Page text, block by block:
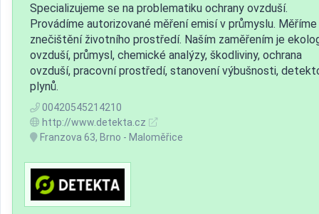
Specializujeme se na problematiku ochrany ovzduší.
Provádíme autorizované měření emisí v průmyslu. Měříme
znečištění životního prostředí. Naším zaměřením je
ovzduší, průmysl, chemické analýzy, škodliviny, ochrana
ovzduší, pracovní prostředí, stanovení výbušnosti,
plynů.
00420545214210
http://www.detekta.cz
Franzova 63, Brno - Maloměřice